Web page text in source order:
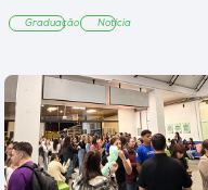
Graduação Notícia